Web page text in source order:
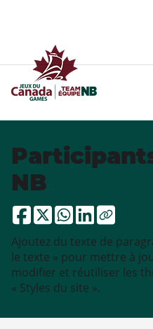
NB
Ajoutez du texte de
le texte » pour mettre à
modifier et réutiliser les
« Styles du site ».